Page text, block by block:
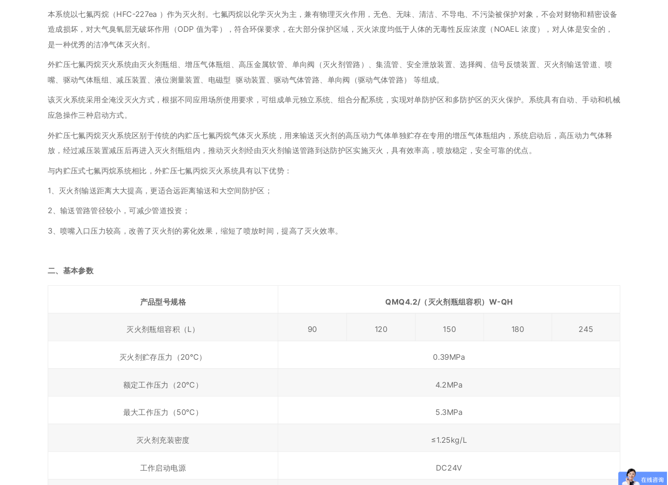
本系统以七氟丙烷（HFC-227ea ）作为灭火剂。七氟丙烷以化学灭火为主，兼有物理灭火作用，无色、无味、清洁、不导电、不污染被保护对象，不会对财物和精密设备
造成损坏，对大气臭氧层无破坏作用（ODP 值为零），符合环保要求，在大部分保护区域，灭火浓度均低于人体的无毒性反应浓度（NOAEL 浓度），对人体是安全的，
是一种优秀的洁净气体灭火剂。
外贮压七氟丙烷灭火系统由灭火剂瓶组、增压气体瓶组、高压金属软管、单向阀（灭火剂管路）、集流管、安全泄放装置、选择阀、信号反馈装置、灭火剂输送管道、喷
嘴、驱动气体瓶组、减压装置、液位测量装置、电磁型 驱动装置、驱动气体管路、单向阀（驱动气体管路） 等组成。
该灭火系统采用全淹没灭火方式，根据不同应用场所使用要求，可组成单元独立系统、组合分配系统，实现对单防护区和多防护区的灭火保护。系统具有自动、手动和机械
应急操作三种启动方式。
外贮压七氟丙烷灭火系统区别于传统的内贮压七氟丙烷气体灭火系统，用来输送灭火剂的高压动力气体单独贮存在专用的增压气体瓶组内，系统启动后，高压动力气体释
放，经过减压装置减压后再进入灭火剂瓶组内，推动灭火剂经由灭火剂输送管路到达防护区实施灭火，具有效率高，喷放稳定，安全可靠的优点。
与内贮压式七氟丙烷系统相比，外贮压七氟丙烷灭火系统具有以下优势：
1、灭火剂输送距离大大提高，更适合远距离输送和大空间防护区；
2、输送管路管径较小，可减少管道投资；
3、喷嘴入口压力较高，改善了灭火剂的雾化效果，缩短了喷放时间，提高了灭火效率。
二、基本参数
产品型号规格 QMQ4.2/（灭火剂瓶组容积） W-QH
灭火剂瓶组容积（L） 90 120 150 180 245
灭火剂贮存压力（20℃） 0.39MPa
额定工作压力（20℃） 4.2MPa
最大工作压力（50℃） 5.3MPa
灭火剂充装密度 ≤1.25kg/L
工作启动电源 DC24V